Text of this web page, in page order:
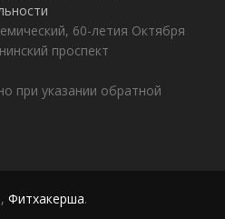
60-летия Октября
проспект
при указании обратной
Фитхакерша.